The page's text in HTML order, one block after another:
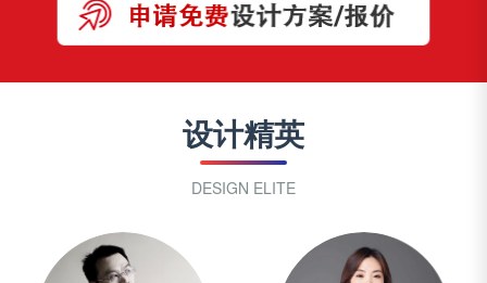
设计精英
DESIGN ELITE